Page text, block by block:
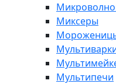
Миксеры
Мультипечи